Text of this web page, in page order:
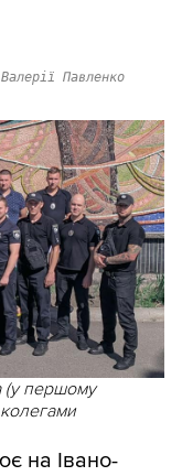
Павленко
(у першому
на Івано-